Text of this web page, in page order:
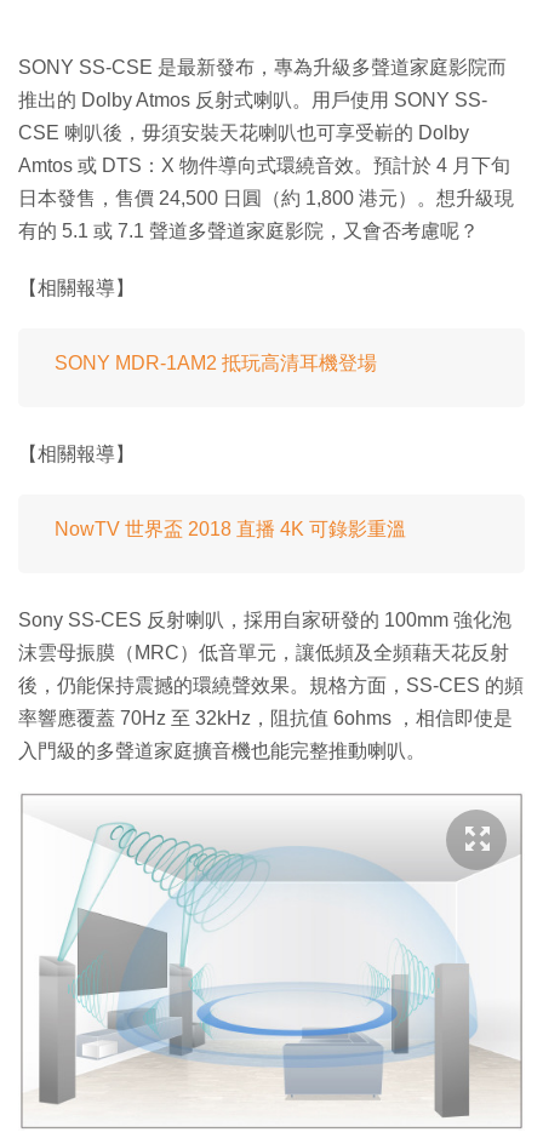
SONY SS-CSE 是最新發布，專為升級多聲道家庭影院而
推出的 Dolby Atmos 反射式喇叭。用戶使用 SONY SS-
CSE 喇叭後，毋須安裝天花喇叭也可享受嶄的 Dolby
Amtos 或 DTS：X 物件導向式環繞音效。預計於 4 月下旬
日本發售，售價 24,500 日圓（約 1,800 港元）。想升級現
有的 5.1 或 7.1 聲道多聲道家庭影院，又會否考慮呢？
【相關報導】
SONY MDR-1AM2 抵玩高清耳機登場
【相關報導】
NowTV 世界盃 2018 直播 4K 可錄影重溫
Sony SS-CES 反射喇叭，採用自家研發的 100mm 強化泡
沫雲母振膜（MRC）低音單元，讓低頻及全頻藉天花反射
後，仍能保持震撼的環繞聲效果。規格方面，SS-CES 的頻
率響應覆蓋 70Hz 至 32kHz，阻抗值 6ohms ，相信即使是
入門級的多聲道家庭擴音機也能完整推動喇叭。